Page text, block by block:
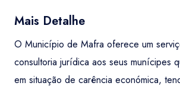
Mais Detalhe
O Município de Mafra oferece um
consultoria jurídica aos seus munícipes
em situação de carência económica,